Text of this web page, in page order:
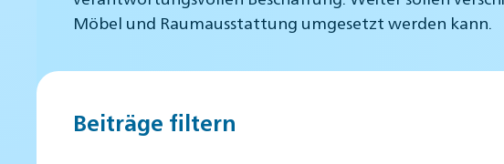
Möbel und Raumausstattung umgesetzt werden kann.
Beiträge filtern